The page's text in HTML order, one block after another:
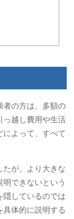
者の方は、多額の
っ越し費用や生活
によって、すべて
たが、より大きな
できないという
隠しているのでは
具体的に説明する